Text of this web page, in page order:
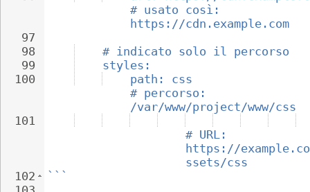
97
98
99
100
101
102
# usato così:
https://cdn.example.com
# indicato solo il percorso
styles:
path:
# percorso:
/var/www/project/www/css
# URL:
https://
ssets/css
```